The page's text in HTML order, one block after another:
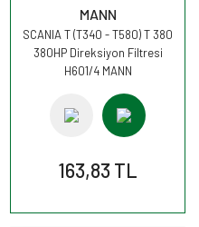
MANN
SCANIA T (T340 - T580) T 380
380HP Direksiyon Filtresi
H601/4 MANN
163,83 TL